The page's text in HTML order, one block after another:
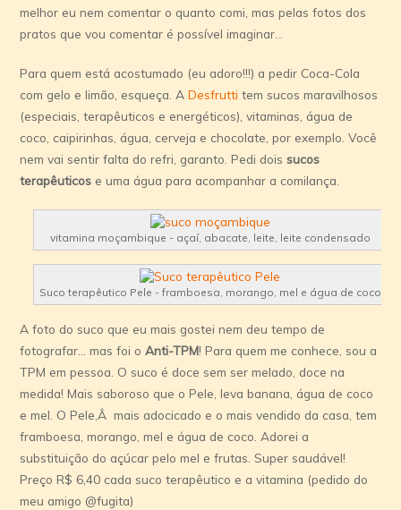
melhor eu nem comentar o quanto comi, mas pelas fotos dos
pratos que vou comentar é possí­vel imaginar…
Para quem está acostumado (eu adoro!!!) a pedir Coca-Cola
com gelo e limão, esqueça. ADesfrutti tem sucos maravilhosos
(especiais, terapêuticos e energéticos), vitaminas, água de
coco, caipirinhas, água, cerveja e chocolate, por exemplo. Você
nem vai sentir falta do refri, garanto. Pedi doissucos
terapêuticos e uma água para acompanhar a comilança.
vitamina moçambique - açaí­, abacate, leite, leite condensado
Suco terapêutico Pele - framboesa, morango, mel e água de coco
A foto do suco que eu mais gostei nem deu tempo de
fotografar… mas foi oAnti-TPM! Para quem me conhece, sou a
TPM em pessoa. O suco é doce sem ser melado, doce na
medida! Mais saboroso que o Pele, leva banana, água de coco
e mel. O Pele,Â mais adocicado e o mais vendido da casa, tem
framboesa, morango, mel e água de coco. Adorei a
substituição do açúcar pelo mel e frutas. Super saudável!
Preço R$ 6,40 cada suco terapêutico e a vitamina (pedido do
meu amigo @fugita)